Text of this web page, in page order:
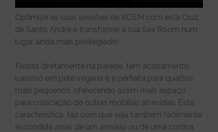
Optimize as suas sessões de BDSM com esta Cruz
de Santo André e transforme a sua Sex Room num
lugar ainda mais privilegiado!
Fixada diretamente na parede, tem acabamento
luxuoso em pele vegana e é perfeita para quartos
mais pequenos, oferecendo assim mais espaço
para colocação de outras mobilias atrevidas. Esta
característica, faz com que seja também facilmente
escondida atras de um armário ou de uma cortina